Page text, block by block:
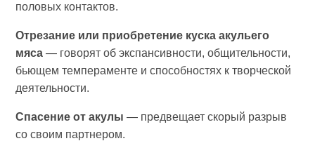
половых контактов.
Отрезание или приобретение куска акульего
мяса — говорят об экспансивности, общительности,
бьющем темпераменте и способностях к творческой
деятельности.
Спасение от акулы — предвещает скорый разрыв
со своим партнером.